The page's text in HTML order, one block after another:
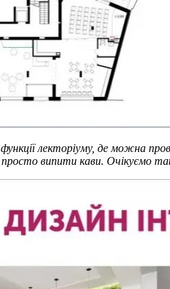
лекторіуму, де можна
випити кави. Очікуємо